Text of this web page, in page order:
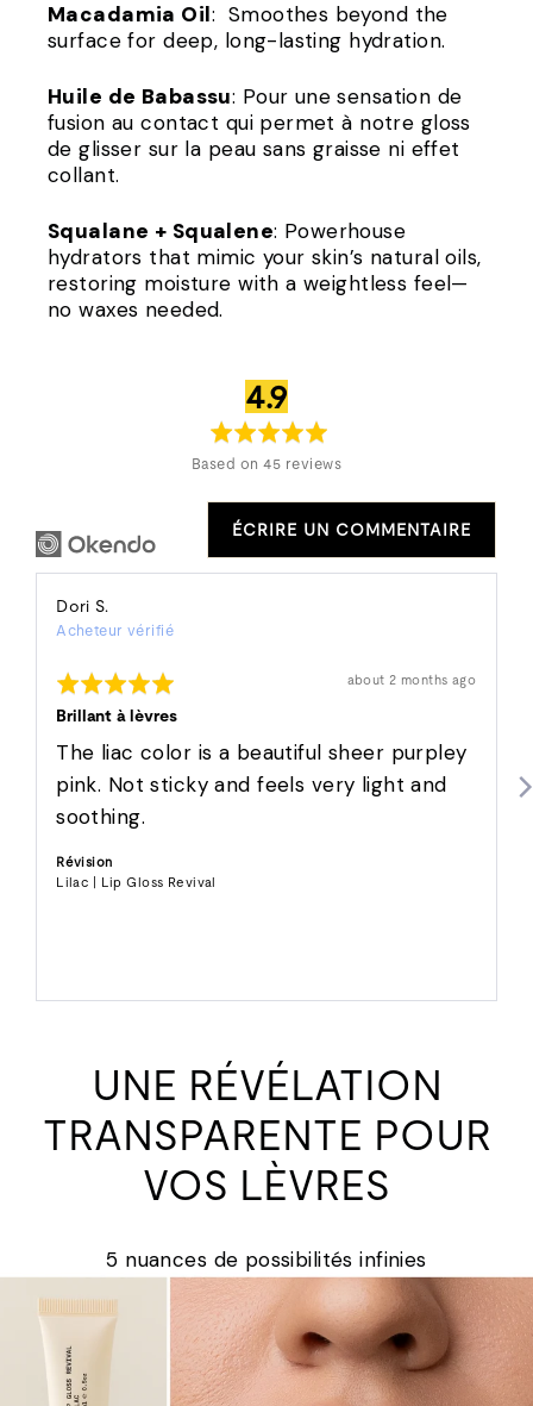
Macadamia Oil: Smoothes beyond the
surface for deep, long-lasting hydration.
Huile de Babassu: Pour une sensation de
fusion au contact qui permet à notre gloss
de glisser sur la peau sans graisse ni effet
collant.
Squalane + Squalene: Powerhouse
hydrators that mimic your skin’s natural oils,
restoring moisture with a weightless feel—
no waxes needed.
note
moyenne
4.9sur
5
Based on 45 reviews
ÉCRIRE UN COMMENTAIRE
Dori S.
by
S.
Acheteur vérifié
Rated
5
out
5
Révision
about 2 months ago
Brillant à lèvres
The liac color is a beautiful sheer purpley
pink. Not sticky and feels very light and
soothing.
Révision
Lilac | Lip Gloss Revival
UNE RÉVÉLATION
TRANSPARENTE POUR
VOS LÈVRES
5 nuances de possibilités infinies